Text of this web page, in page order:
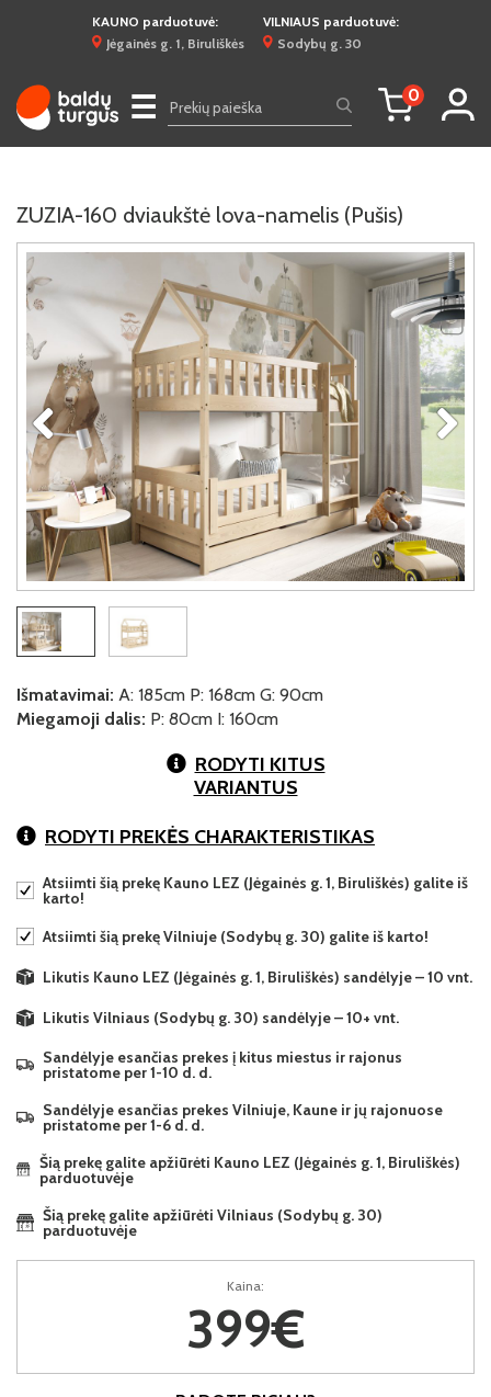
KAUNO parduotuvė:
Jėgainės g. 1, Biruliškės
VILNIAUS parduotuvė:
Sodybų g. 30
☰ 0
ZUZIA-160 dviaukštė lova-namelis (Pušis)
Išmatavimai: A: 185cm P: 168cm G: 90cm
Miegamoji dalis: P: 80cm I: 160cm
RODYTI KITUS
VARIANTUS
RODYTI PREKĖS CHARAKTERISTIKAS
Atsiimti šią prekę Kauno LEZ (Jėgainės g. 1, Biruliškės) galite iš
karto!
Atsiimti šią prekę Vilniuje (Sodybų g. 30) galite iš karto!
Likutis Kauno LEZ (Jėgainės g. 1, Biruliškės) sandėlyje – 10 vnt.
Likutis Vilniaus (Sodybų g. 30) sandėlyje – 10+ vnt.
Sandėlyje esančias prekes į kitus miestus ir rajonus
pristatome per 1-10 d. d.
Sandėlyje esančias prekes Vilniuje, Kaune ir jų rajonuose
pristatome per 1-6 d. d.
Šią prekę galite apžiūrėti Kauno LEZ (Jėgainės g. 1, Biruliškės)
parduotuvėje
Šią prekę galite apžiūrėti Vilniaus (Sodybų g. 30)
parduotuvėje
Kaina:
399€